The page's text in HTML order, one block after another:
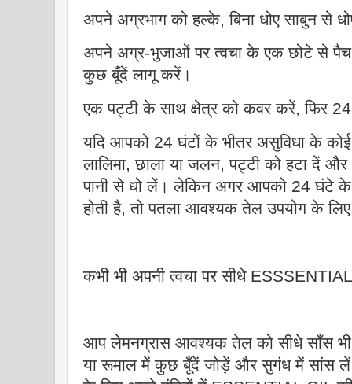
अपने अग्रभाग को हल्के, बिना धोए साबुन से
अपने अग्र-भुजाओं पर त्वचा के एक छोटे से
कुछ बूँदें लागू करें।
एक पट्टी के साथ क्षेत्र को कवर करें, फिर 24
यदि आपको 24 घंटों के भीतर असुविधा के
लालिमा, छाला या जलन, पट्टी को हटा दें
पानी से धो लें। लेकिन अगर आपको 24 घंटे के
होती है, तो पतला आवश्यक तेल उपयोग के लिए
कभी भी अपनी त्वचा पर सीधे
आप लेमनग्रास आवश्यक तेल को सीधे साँस
या रूमाल में कुछ बूँदें जोड़ें और सुगंध में सांस